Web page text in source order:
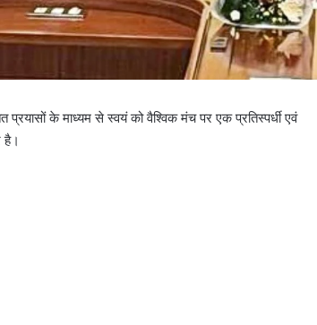
के माध्यम से स्वयं को वैश्विक मंच पर एक प्रतिस्पर्धी एवं
है।